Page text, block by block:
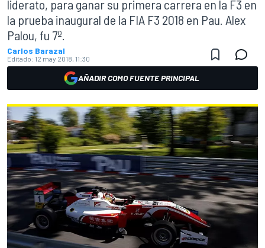
liderato, para ganar su primera carrera en la F3 en
la prueba inaugural de la FIA F3 2018 en Pau. Alex
Palou, fu 7º.
Carlos Barazal
Editado: 12 may 2018, 11:30
AÑADIR COMO FUENTE PRINCIPAL